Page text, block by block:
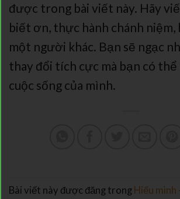
được trong bài viết này. Hãy
biết ơn, thực hành chánh niệm,
một người khác. Bạn sẽ ngạc
thay đổi tích cực mà bạn có
cuộc sống của mình.
Bài viết này được đăng trong Hiểu mình